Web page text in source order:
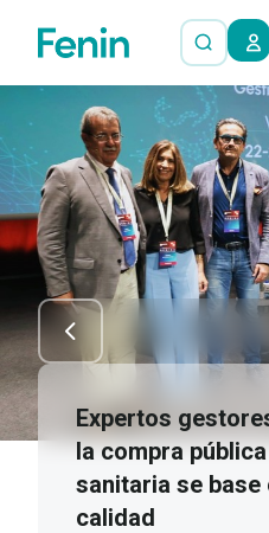
Expertos
la compra
sanitaria se
calidad